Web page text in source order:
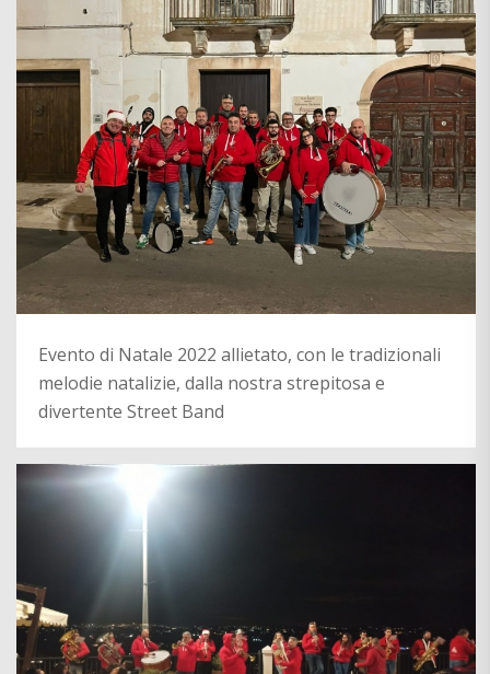
Evento di Natale 2022 allietato, con le tradizionali
melodie natalizie, dalla nostra strepitosa e
divertente Street Band